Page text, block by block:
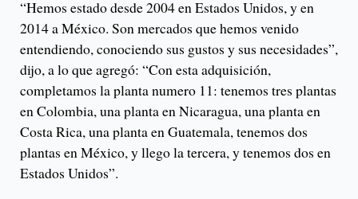
“Hemos estado desde 2004 en Estados Unidos, y en
2014 a México. Son mercados que hemos venido
entendiendo, conociendo sus gustos y sus necesidades”,
dijo, a lo que agregó: “Con esta adquisición,
completamos la planta numero 11: tenemos tres plantas
en Colombia, una planta en Nicaragua, una planta en
Costa Rica, una planta en Guatemala, tenemos dos
plantas en México, y llego la tercera, y tenemos dos en
Estados Unidos”.